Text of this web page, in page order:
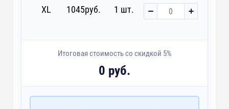
XL
1045руб. 1 шт.
Итоговая стоимость со скидкой 5%
0 руб.